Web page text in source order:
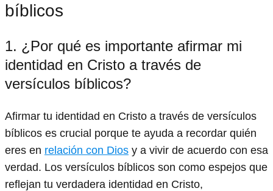
bíblicos
1. ¿Por qué es importante afirmar mi
identidad en Cristo a través de
versículos bíblicos?
Afirmar tu identidad en Cristo a través de versículos
bíblicos es crucial porque te ayuda a recordar quién
eres en relación con Dios y a vivir de acuerdo con esa
verdad. Los versículos bíblicos son como espejos que
reflejan tu verdadera identidad en Cristo,